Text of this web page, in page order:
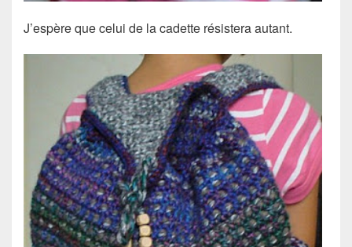
J’espère que celui de la cadette résistera autant.